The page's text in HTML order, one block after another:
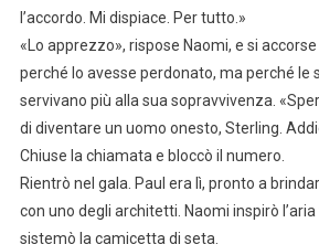
l’accordo. Mi dispiace. Per tutto.»
«Lo apprezzo», rispose Naomi, e si
perché lo avesse perdonato, ma perché le
servivano più alla sua sopravvivenza.
di diventare un uomo onesto, Sterling.
Chiuse la chiamata e bloccò il numero.
Rientrò nel gala. Paul era lì, pronto a
con uno degli architetti. Naomi inspirò
sistemò la camicetta di seta.